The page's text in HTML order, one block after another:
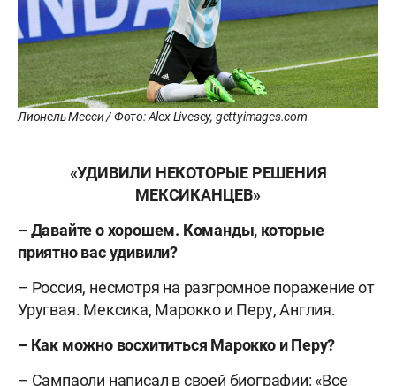
Лионель Месси / Фото: Alex Livesey, gettyimages.com
«УДИВИЛИ НЕКОТОРЫЕ РЕШЕНИЯ
МЕКСИКАНЦЕВ»
– Давайте о хорошем. Команды, которые
приятно вас удивили?
– Россия, несмотря на разгромное поражение от
Уругвая. Мексика, Марокко и Перу, Англия.
– Как можно восхититься Марокко и Перу?
– Сампаоли написал в своей биографии: «Все